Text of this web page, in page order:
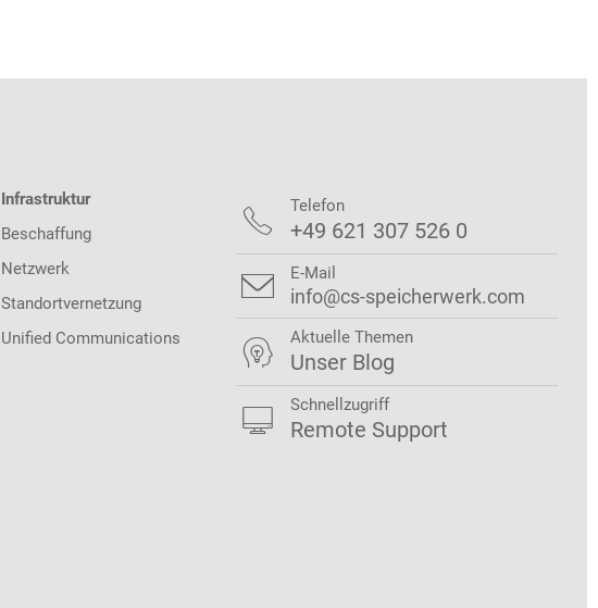
Infrastruktur
Beschaffung
Netzwerk
Standortvernetzung
Unified Communications
 Telefon
+49 621 307 526 0
 E-Mail
info@cs-speicherwerk.com
 Aktuelle Themen
Unser Blog
 Schnellzugriff
Remote Support